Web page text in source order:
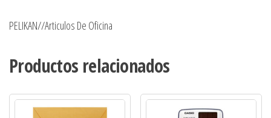
PELIKAN//Articulos De Oficina
Productos relacionados